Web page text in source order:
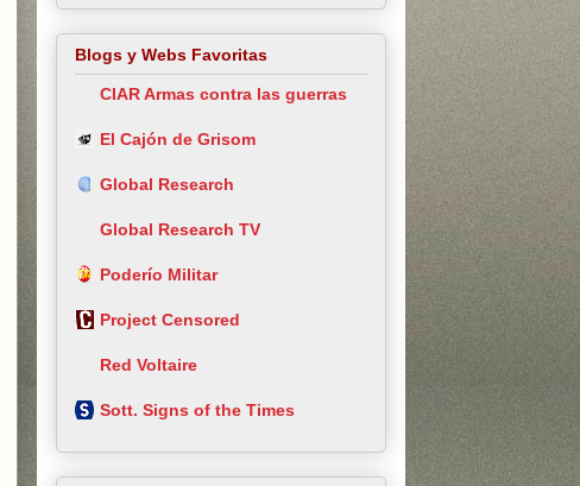
Blogs y Webs Favoritas
CIAR Armas contra las guerras
El Cajón de Grisom
Global Research
Global Research TV
Poderío Militar
Project Censored
Red Voltaire
Sott. Signs of the Times